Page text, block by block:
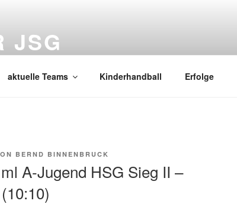
JSG
aktuelle Teams Kinderhandball Erfolge
BERND BINNENBRUCK
A-Jugend HSG Sieg II –